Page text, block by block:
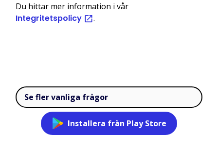
Du hittar mer information i vår
Integritetspolicy .
Se fler vanliga frågor
Installera från Play Store